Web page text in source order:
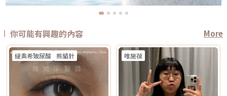
你可能有興趣的內容 More
緹奧希玻尿酸 熊貓針 唯施葆